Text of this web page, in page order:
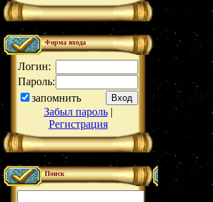
Форма входа
Логин:
Пароль:
запомнить
Забыл пароль|
Регистрация
Поиск